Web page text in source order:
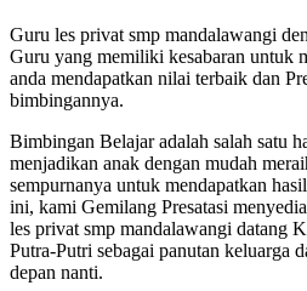
Guru les privat smp mandalawangi
Guru yang memiliki kesabaran untuk
anda mendapatkan nilai terbaik dan
bimbingannya.
Bimbingan Belajar adalah salah satu
menjadikan anak dengan mudah
sempurnanya untuk mendapatkan
ini, kami Gemilang Presatasi
les privat smp mandalawangi datang
Putra-Putri sebagai panutan keluarga
depan nanti.